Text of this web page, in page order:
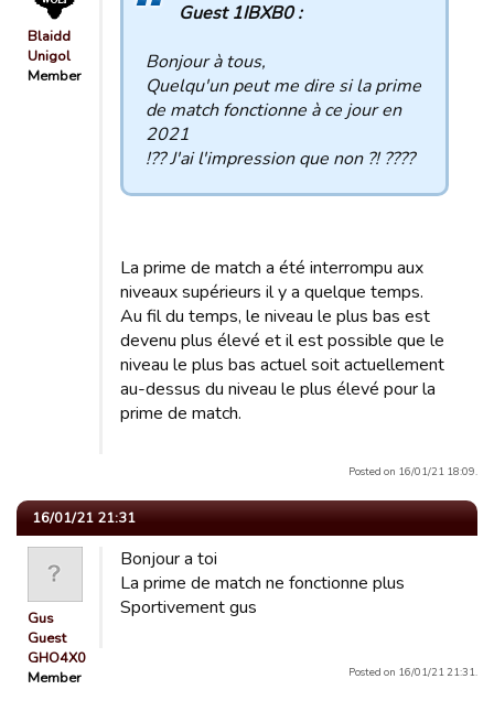
Blaidd
Unigol
Member
Guest 1IBXB0 :
Bonjour à tous,
Quelqu'un peut me dire si la prime
de match fonctionne à ce jour en
2021
!?? J'ai l'impression que non ?! ????
La prime de match a été interrompu aux
niveaux supérieurs il y a quelque temps.
Au fil du temps, le niveau le plus bas est
devenu plus élevé et il est possible que le
niveau le plus bas actuel soit actuellement
au-dessus du niveau le plus élevé pour la
prime de match.
Posted on 16/01/21 18:09.
16/01/21 21:31
Gus
Guest
GHO4X0
Member
Bonjour a toi
La prime de match ne fonctionne plus
Sportivement gus
Posted on 16/01/21 21:31.